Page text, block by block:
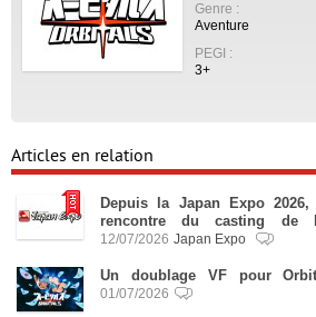
Genre :
Aventure
PEGI :
3+
Articles en relation
Depuis la Japan Expo
rencontre du casting de
12/07/2026 Japan Expo
Un doublage VF pour
01/07/2026